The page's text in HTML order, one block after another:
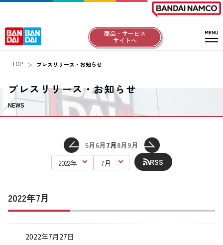
商品・サービス
サイトへ
TOP プレスリリース・お知らせ
プレスリリース・お知らせ
NEWS
5月 6月 7月 8月 9月
RSS
2022年7月
2022年7月27日